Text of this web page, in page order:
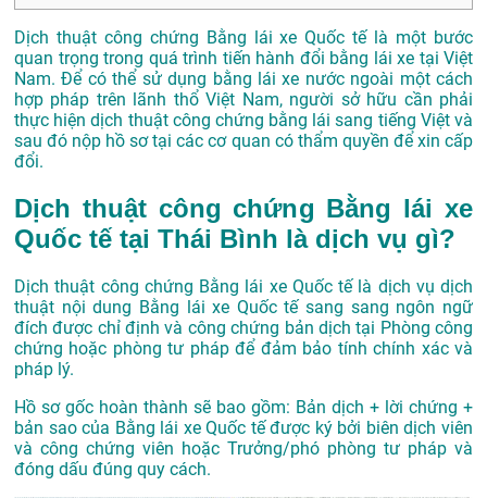
Dịch thuật công chứng Bằng lái xe Quốc tế là một bước
quan trọng trong quá trình tiến hành đổi bằng lái xe tại Việt
Nam. Để có thể sử dụng bằng lái xe nước ngoài một cách
hợp pháp trên lãnh thổ Việt Nam, người sở hữu cần phải
thực hiện dịch thuật công chứng bằng lái sang tiếng Việt và
sau đó nộp hồ sơ tại các cơ quan có thẩm quyền để xin cấp
đổi.
Dịch thuật công chứng Bằng lái xe
Quốc tế tại Thái Bình là dịch vụ gì?
Dịch thuật công chứng Bằng lái xe Quốc tế là dịch vụ dịch
thuật nội dung Bằng lái xe Quốc tế sang sang ngôn ngữ
đích được chỉ định và công chứng bản dịch tại Phòng công
chứng hoặc phòng tư pháp để đảm bảo tính chính xác và
pháp lý.
Hồ sơ gốc hoàn thành sẽ bao gồm: Bản dịch + lời chứng +
bản sao của Bằng lái xe Quốc tế được ký bởi biên dịch viên
và công chứng viên hoặc Trưởng/phó phòng tư pháp và
đóng dấu đúng quy cách.